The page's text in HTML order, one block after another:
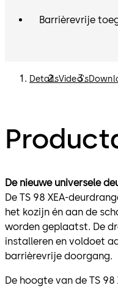
Barrièrevrije
DetailsVideo's
De nieuwe universele
De TS 98 XEA-
het kozijn én aan de
worden geplaatst. De
installeren en voldoet
barrièrevrije doorgang.
De hoogte van de TS